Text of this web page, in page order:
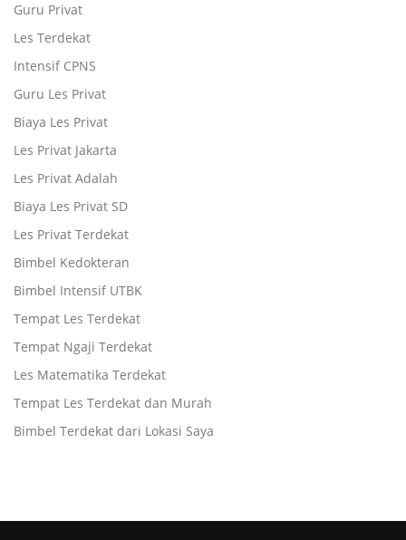
Guru Privat
Les Terdekat
Intensif CPNS
Guru Les Privat
Biaya Les Privat
Les Privat Jakarta
Les Privat Adalah
Biaya Les Privat SD
Les Privat Terdekat
Bimbel Kedokteran
Bimbel Intensif UTBK
Tempat Les Terdekat
Tempat Ngaji Terdekat
Les Matematika Terdekat
Tempat Les Terdekat dan Murah
Bimbel Terdekat dari Lokasi Saya